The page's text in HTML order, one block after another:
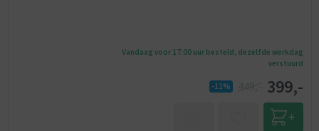
Vandaag voor 17:00 uur besteld, dezelfde werkdag
verstuurd
-11% 399,-